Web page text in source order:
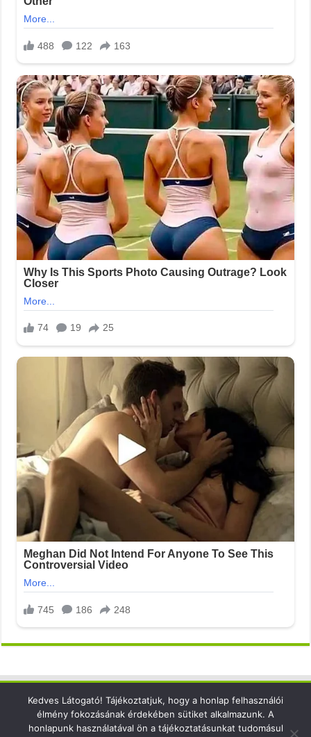
Elérhetőség
Kedves Látogató! Tájékoztatjuk, hogy a honlap felhasználói
élmény fokozásának érdekében sütiket alkalmazunk. A
honlapunk használatával ön a tájékoztatásunkat tudomásul